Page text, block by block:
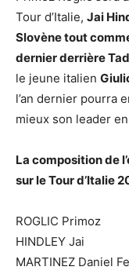
Tour d’Italie, Jai
Slovène tout
dernier derrière
le jeune italien
l’an dernier pourra
mieux son leader
La composition de
sur le Tour d’Italie
ROGLIC Primoz
HINDLEY Jai
MARTINEZ Daniel